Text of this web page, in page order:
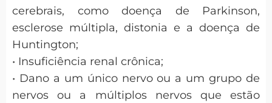
cerebrais, como doença de Parkinson,
esclerose múltipla, distonia e a doença de
Huntington;
• Insuficiência renal crônica;
• Dano a um único nervo ou a um grupo de
nervos ou a múltiplos nervos que estão